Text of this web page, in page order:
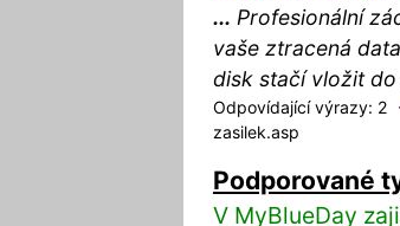
... Profesionální
vaše ztracená
disk stačí vložit
Odpovídající výrazy: 2
zasilek.asp
Podporované
V MyBlueDay